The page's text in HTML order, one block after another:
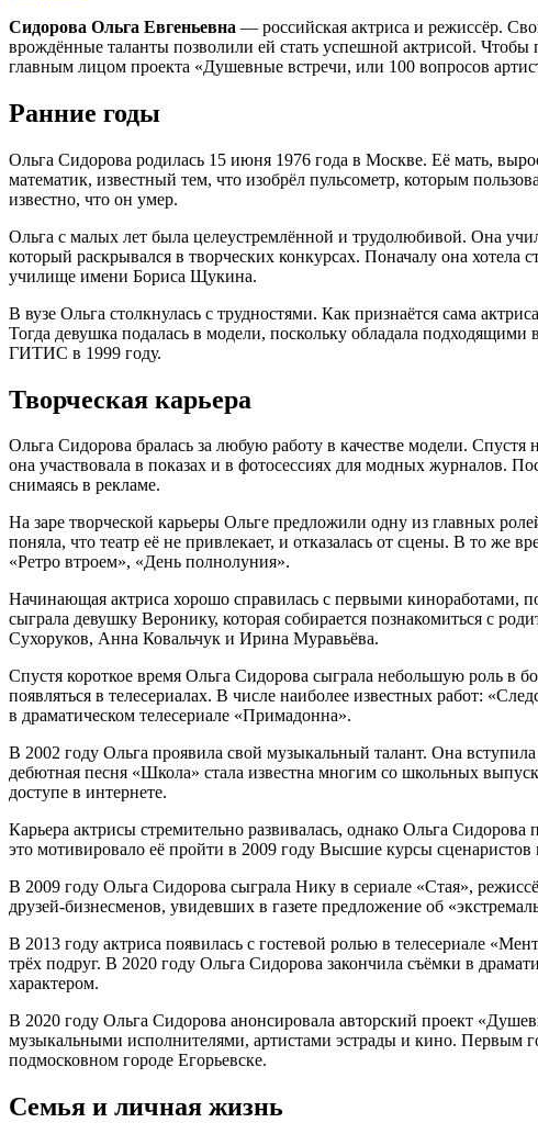
Сидорова Ольга Евгеньевна — российская актриса и режиссёр.
врождённые таланты позволили ей стать успешной актрисой. Чтобы
главным лицом проекта «Душевные встречи, или 100 вопросов
Ранние годы
Ольга Сидорова родилась 15 июня 1976 года в Москве. Её мать,
математик, известный тем, что изобрёл пульсометр, которым
известно, что он умер.
Ольга с малых лет была целеустремлённой и трудолюбивой. Она
который раскрывался в творческих конкурсах. Поначалу она хотела
училище имени Бориса Щукина.
В вузе Ольга столкнулась с трудностями. Как признаётся сама
Тогда девушка подалась в модели, поскольку обладала
ГИТИС в 1999 году.
Творческая карьера
Ольга Сидорова бралась за любую работу в качестве модели.
она участвовала в показах и в фотосессиях для модных журналов.
снимаясь в рекламе.
На заре творческой карьеры Ольге предложили одну из главных
поняла, что театр её не привлекает, и отказалась от сцены. В то
«Ретро втроем», «День полнолуния».
Начинающая актриса хорошо справилась с первыми киноработами,
сыграла девушку Веронику, которая собирается познакомиться с
Сухоруков, Анна Ковальчук и Ирина Муравьёва.
Спустя короткое время Ольга Сидорова сыграла небольшую роль в
появляться в телесериалах. В числе наиболее известных работ:
в драматическом телесериале «Примадонна».
В 2002 году Ольга проявила свой музыкальный талант. Она
дебютная песня «Школа» стала известна многим со школьных
доступе в интернете.
Карьера актрисы стремительно развивалась, однако Ольга
это мотивировало её пройти в 2009 году Высшие курсы
В 2009 году Ольга Сидорова сыграла Нику в сериале «Стая»,
друзей-бизнесменов, увидевших в газете предложение об
В 2013 году актриса появилась с гостевой ролью в телесериале
трёх подруг. В 2020 году Ольга Сидорова закончила съёмки в
характером.
В 2020 году Ольга Сидорова анонсировала авторский проект
музыкальными исполнителями, артистами эстрады и кино. Первым
подмосковном городе Егорьевске.
Семья и личная жизнь